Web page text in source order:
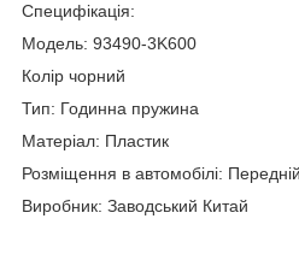
Специфікація:
Модель: 93490-3K600
Колір чорний
Тип: Годинна пружина
Матеріал: Пластик
Розміщення в автомобілі: Передній
Виробник: Заводський Китай